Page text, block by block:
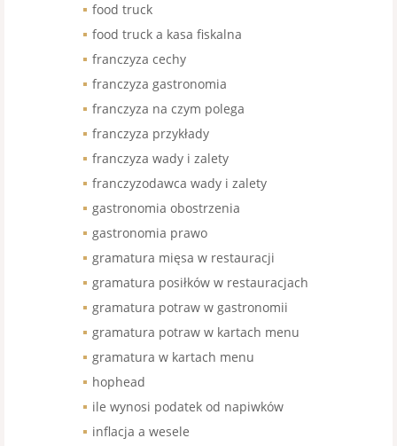
food truck
food truck a kasa fiskalna
franczyza cechy
franczyza gastronomia
franczyza na czym polega
franczyza przykłady
franczyza wady i zalety
franczyzodawca wady i zalety
gastronomia obostrzenia
gastronomia prawo
gramatura mięsa w restauracji
gramatura posiłków w restauracjach
gramatura potraw w gastronomii
gramatura potraw w kartach menu
gramatura w kartach menu
hophead
ile wynosi podatek od napiwków
inflacja a wesele